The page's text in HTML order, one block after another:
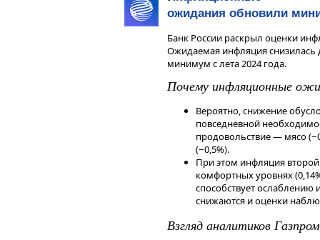
ожидания обновили
Банк России раскрыл оценки
Ожидаемая инфляция снизилась
минимум с лета 2024 года.
Почему инфляционные
Вероятно, снижение
повседневной
продовольствие — мясо
(−0,5%).
При этом инфляция
комфортных уровнях
способствует
снижаются и оценки
Взгляд аналитиков